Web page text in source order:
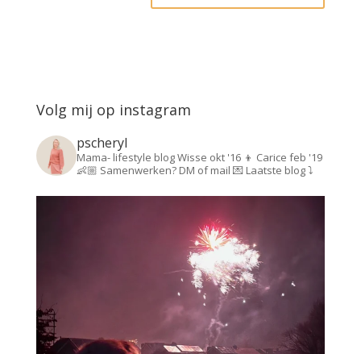
Volg mij op instagram
pscheryl
Mama- lifestyle blogWisse okt '16 👦 Carice feb '19
👶🏼 Samenwerken? DM of mail 💌Laatste blog ⤵️